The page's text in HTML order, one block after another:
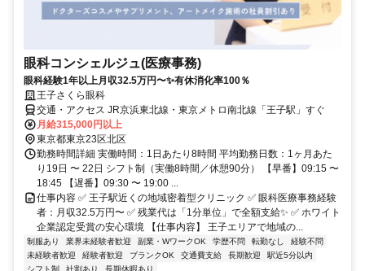
眼科コンシェルジュ(医療事務)
眼科経験1年以上月収32.5万円〜✨有休消化率100％
王子さくら眼科
交通・アクセス JR京浜東北線・東京メトロ南北線「王子駅」すぐ
月給315,000円以上
東京都東京23区北区
勤務時間詳細 実働時間：1日あたり8時間 平均勤務日数：1ヶ月あた
り19日 〜 22日 シフト制（実働8時間／休憩90分） 【早番】09:15 〜
18:45 【遅番】09:30 〜 19:00 ...
仕事内容 ✅ 王子駅近くの地域密着型クリニック ✅ 眼科医療事務経験
者：月収32.5万円〜 ✅ 残業代は「1分単位」で全額支給✨ ✅ ホワイト
企業認定受賞の安心環境 【仕事内容】 王子エリアで地域の...
制服あり 業界未経験者歓迎 副業・WワークOK 学歴不問 転勤なし
経験不問
未経験者歓迎
経験者歓迎 ブランクOK 交通費支給 長期歓迎
駅近5分以内
シフト制
社割あり 長期休暇あり